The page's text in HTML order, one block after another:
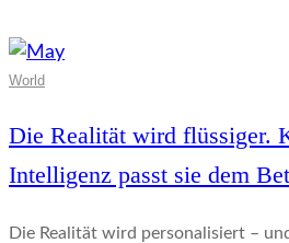
World
Die Realität wird flüssiger.
Intelligenz passt sie dem
Die Realität wird personalisiert –